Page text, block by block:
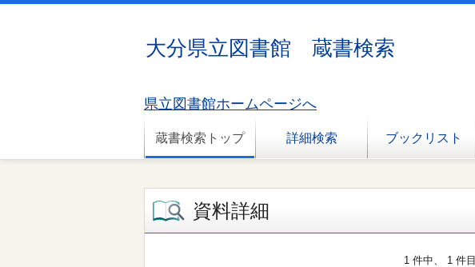
大分県立図書館 蔵書検索
県立図書館ホームページへ
蔵書検索トップ 詳細検索 ブックリスト
資料詳細
1 件中、 1 件目